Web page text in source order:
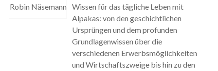
Robin Näsemann
Wissen für das tägliche Leben mit
Alpakas: von den geschichtlichen
Ursprüngen und dem profunden
Grundlagenwissen über die
verschiedenen Erwerbsmöglichkeiten
und Wirtschaftszweige bis hin zu den